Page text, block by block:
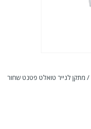
/ מתקן לנייר טואלט פטנט שחור